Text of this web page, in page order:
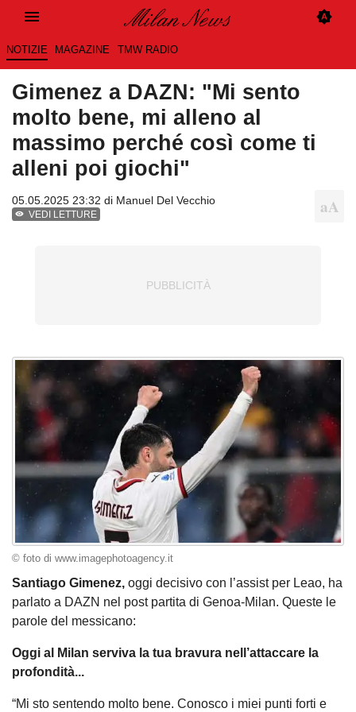
NOTIZIE MAGAZINE TMW RADIO
Gimenez a DAZN: "Mi sento
molto bene, mi alleno al
massimo perché così come ti
alleni poi giochi"
05.05.2025 23:32 di Manuel Del Vecchio
VEDI LETTURE
© foto di www.imagephotoagency.it
Santiago Gimenez, oggi decisivo con l’assist per Leao, ha
parlato a DAZN nel post partita di Genoa-Milan. Queste le
parole del messicano:
Oggi al Milan serviva la tua bravura nell’attaccare la
profondità...
“Mi sto sentendo molto bene. Conosco i miei punti forti e